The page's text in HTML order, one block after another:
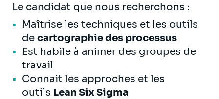
Le candidat que nous recherchons :
Maîtrise les techniques et les outils
de cartographie des processus
Est habile à animer des groupes de
travail
Connait les approches et les
outils Lean Six Sigma